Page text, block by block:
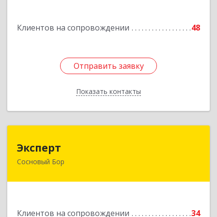
Клиентов на сопровождении 48
Отправить заявку
Показать контакты
Подробнее
Отправить заявку
Назад
Эксперт
Сосновый Бор
Клиентов на сопровождении
34
188544, Ленинградская обл, Сосновый Бор г, 50